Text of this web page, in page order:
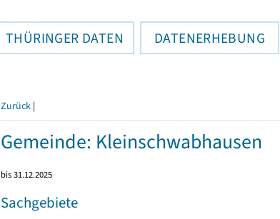
THÜRINGER DATEN DATENERHEBUNG
Zurück |
Gemeinde: Kleinschwabhausen
bis 31.12.2025
Sachgebiete